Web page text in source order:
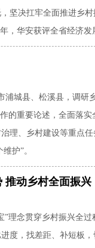
坚决扛牢全面推进乡
，华安获评全省经济发
浦城县、松溪县，调
的重要论述，全面落
理、乡村建设等重点
护”。
推动乡村全面振兴
”理念贯穿乡村振兴全
度，找差距、补短板